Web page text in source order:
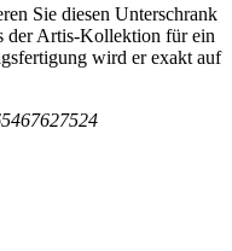
Sie diesen Unterschrank
der Artis-Kollektion für ein
wird er exakt auf